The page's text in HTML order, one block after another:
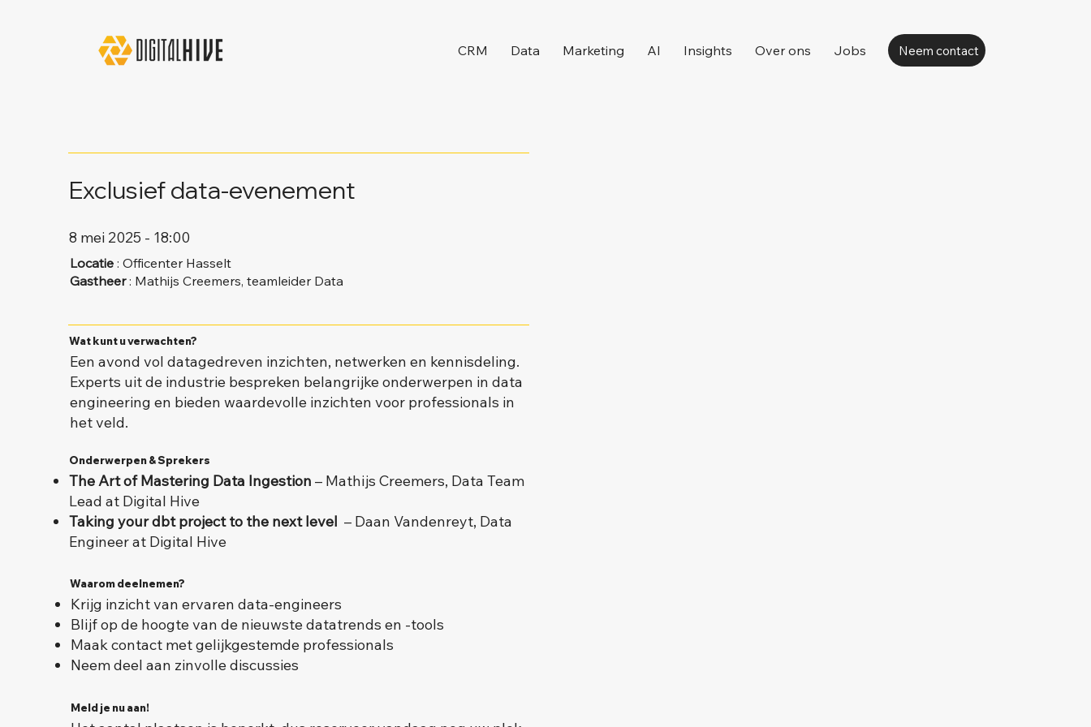
CRM Data Marketing AI Insights Over ons Jobs Neem contact
Exclusief data-evenement
8 mei 2025 - 18:00
Locatie: Officenter Hasselt
Gastheer: Mathijs Creemers, teamleider Data
Wat kunt u verwachten?
Een avond vol datagedreven inzichten, netwerken en kennisdeling.
Experts uit de industrie bespreken belangrijke onderwerpen in data
engineering en bieden waardevolle inzichten voor professionals in
het veld.
Onderwerpen & Sprekers
The Art of Mastering Data Ingestion – Mathijs Creemers, Data Team
Lead at Digital Hive
Taking your dbt project to the next level – Daan Vandenreyt, Data
Engineer at Digital Hive
Waarom deelnemen?
Krijg inzicht van ervaren data-engineers
Blijf op de hoogte van de nieuwste datatrends en -tools
Maak contact met gelijkgestemde professionals
Neem deel aan zinvolle discussies
Meld je nu aan!